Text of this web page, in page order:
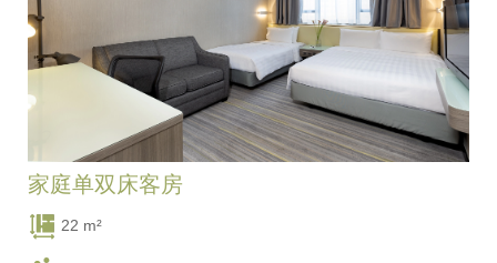
家庭单双床客房
22 m²